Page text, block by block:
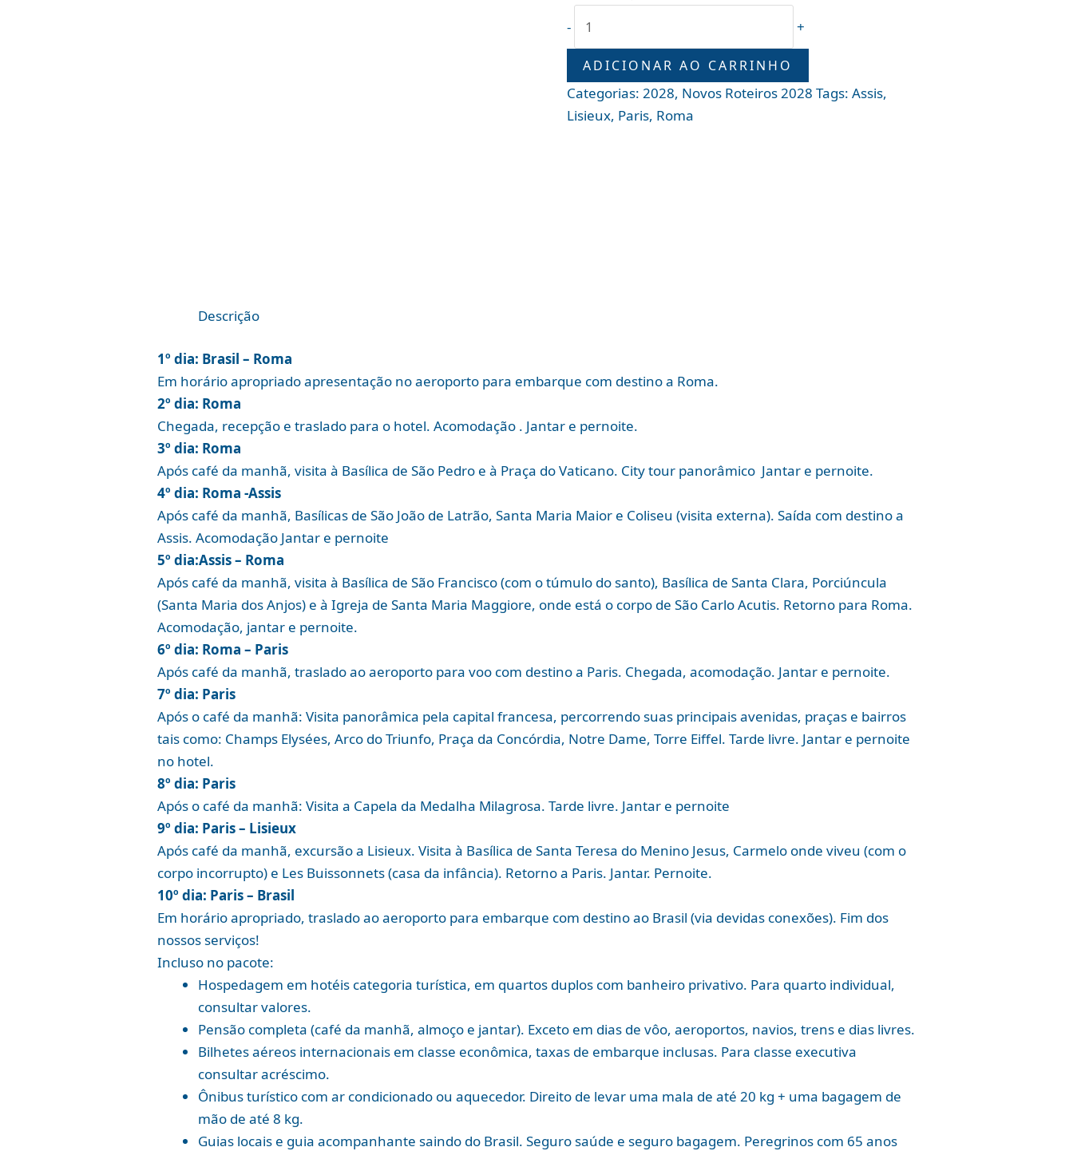
-
+
ADICIONAR AO CARRINHO
Categorias: 2028, Novos Roteiros 2028 Tags: Assis,
Lisieux, Paris, Roma
Descrição
1º dia: Brasil – Roma
Em horário apropriado apresentação no aeroporto para embarque com destino a Roma.
2º dia: Roma
Chegada, recepção e traslado para o hotel. Acomodação . Jantar e pernoite.
3º dia: Roma
Após café da manhã, visita à Basílica de São Pedro e à Praça do Vaticano. City tour panorâmico Jantar e pernoite.
4º dia: Roma -Assis
Após café da manhã, Basílicas de São João de Latrão, Santa Maria Maior e Coliseu (visita externa). Saída com destino a
Assis. Acomodação Jantar e pernoite
5º dia:Assis – Roma
Após café da manhã, visita à Basílica de São Francisco (com o túmulo do santo), Basílica de Santa Clara, Porciúncula
(Santa Maria dos Anjos) e à Igreja de Santa Maria Maggiore, onde está o corpo de São Carlo Acutis. Retorno para Roma.
Acomodação, jantar e pernoite.
6º dia: Roma – Paris
Após café da manhã, traslado ao aeroporto para voo com destino a Paris. Chegada, acomodação. Jantar e pernoite.
7º dia: Paris
Após o café da manhã: Visita panorâmica pela capital francesa, percorrendo suas principais avenidas, praças e bairros
tais como: Champs Elysées, Arco do Triunfo, Praça da Concórdia, Notre Dame, Torre Eiffel. Tarde livre. Jantar e pernoite
no hotel.
8º dia: Paris
Após o café da manhã: Visita a Capela da Medalha Milagrosa. Tarde livre. Jantar e pernoite
9º dia: Paris – Lisieux
Após café da manhã, excursão a Lisieux. Visita à Basílica de Santa Teresa do Menino Jesus, Carmelo onde viveu (com o
corpo incorrupto) e Les Buissonnets (casa da infância). Retorno a Paris. Jantar. Pernoite.
10º dia: Paris – Brasil
Em horário apropriado, traslado ao aeroporto para embarque com destino ao Brasil (via devidas conexões). Fim dos
nossos serviços!
Incluso no pacote:
Hospedagem em hotéis categoria turística, em quartos duplos com banheiro privativo. Para quarto individual,
consultar valores.
Pensão completa (café da manhã, almoço e jantar). Exceto em dias de vôo, aeroportos, navios, trens e dias livres.
Bilhetes aéreos internacionais em classe econômica, taxas de embarque inclusas. Para classe executiva
consultar acréscimo.
Ônibus turístico com ar condicionado ou aquecedor. Direito de levar uma mala de até 20 kg + uma bagagem de
mão de até 8 kg.
Guias locais e guia acompanhante saindo do Brasil. Seguro saúde e seguro bagagem. Peregrinos com 65 anos